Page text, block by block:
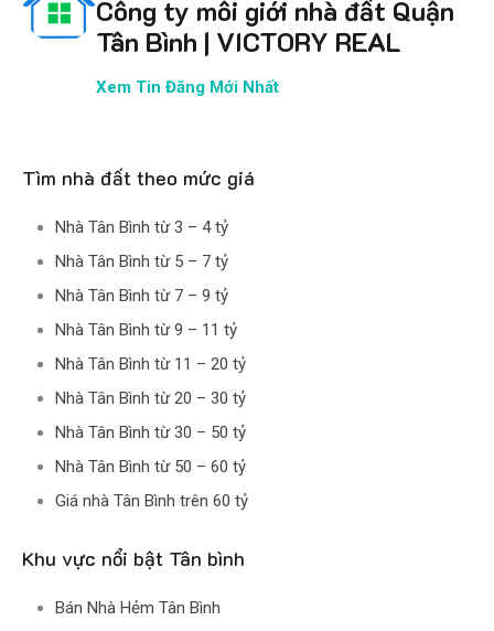
Công ty môi giới nhà đất Quận
Tân Bình | VICTORY REAL
Xem Tin Đăng Mới Nhất
Tìm nhà đất theo mức giá
Nhà Tân Bình từ 3 – 4 tỷ
Nhà Tân Bình từ 5 – 7 tỷ
Nhà Tân Bình từ 7 – 9 tỷ
Nhà Tân Bình từ 9 – 11 tỷ
Nhà Tân Bình từ 11 – 20 tỷ
Nhà Tân Bình từ 20 – 30 tỷ
Nhà Tân Bình từ 30 – 50 tỷ
Nhà Tân Bình từ 50 – 60 tỷ
Giá nhà Tân Bình trên 60 tỷ
Khu vực nổi bật Tân bình
Bán Nhà Hẻm Tân Bình